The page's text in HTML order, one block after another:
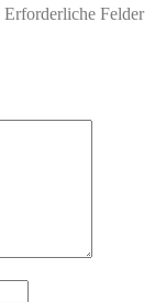
Erforderliche Felder